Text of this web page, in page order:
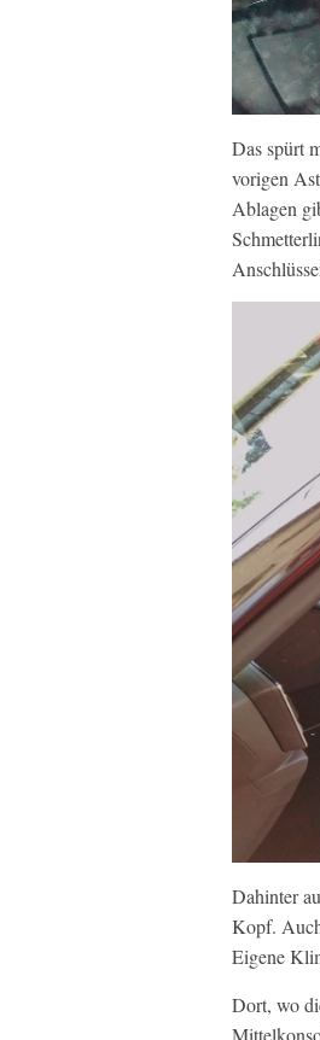
Das spürt
vorigen
Ablagen
Dahinter
Kopf.
Eigene
Dort, wo